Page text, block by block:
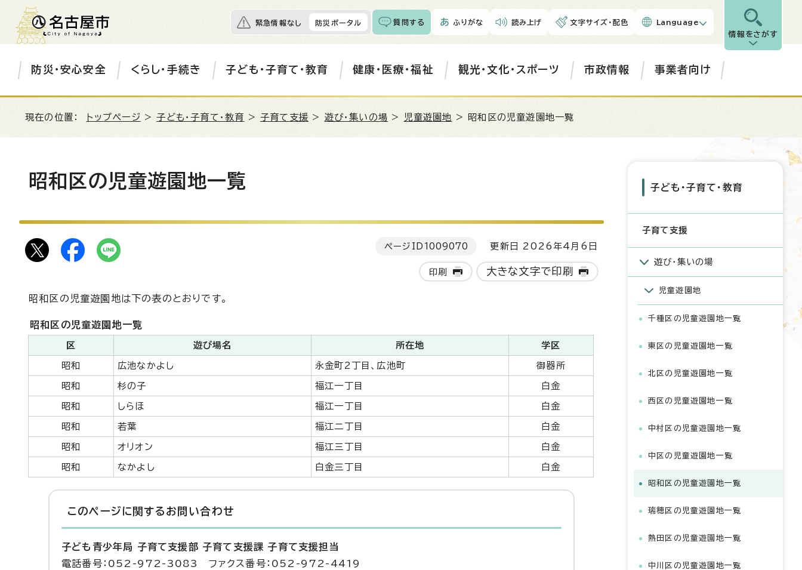
緊急情報なし 防災ポータル 質問する ふりがな 読み上げ 文字サイズ・配色 Language
情報をさがす
防災・安心安全 くらし・手続き 子ども・子育て・教育 健康・医療・福祉 観光・文化・スポーツ 市政情報 事業者向け
現在の位置： トップページ >子ども・子育て・教育 >子育て支援 > 遊び・集いの場 > 児童遊園地 > 昭和区の児童遊園地一覧
昭和区の児童遊園地一覧
ページID 1009070 更新日 2026年4月6日
印刷 大きな文字で印刷
昭和区の児童遊園地は下の表のとおりです。
昭和区の児童遊園地一覧
区 遊び場名 所在地 学区
昭和 広池なかよし 永金町2丁目、広池町 御器所
昭和 杉の子 福江一丁目 白金
昭和 しらほ 福江一丁目 白金
昭和 若葉 福江二丁目 白金
昭和 オリオン 福江三丁目 白金
昭和 なかよし 白金三丁目 白金
このページに関する お問い合わせ
子ども青少年局 子育て支援部 子育て支援課 子育て支援担当
電話番号：052-972-3083 ファクス番号：052-972-4419
子ども・子育て・教育
子育て支援
遊び・集いの場
児童遊園地
千種区の児童遊園地一覧
東区の児童遊園地一覧
北区の児童遊園地一覧
西区の児童遊園地一覧
中村区の児童遊園地一覧
中区の児童遊園地一覧
昭和区の児童遊園地一覧
瑞穂区の児童遊園地一覧
熱田区の児童遊園地一覧
中川区の児童遊園地一覧